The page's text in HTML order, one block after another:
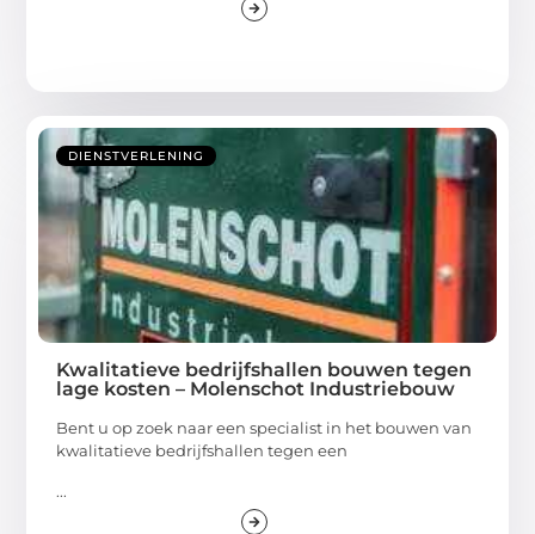
DIENSTVERLENING
Kwalitatieve bedrijfshallen bouwen tegen
lage kosten – Molenschot Industriebouw
Bent u op zoek naar een specialist in het bouwen van
kwalitatieve bedrijfshallen tegen een
...